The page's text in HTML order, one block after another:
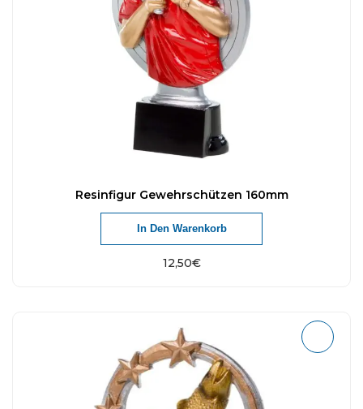
Resinfigur Gewehrschützen 160mm
12,50€
In Den Warenkorb